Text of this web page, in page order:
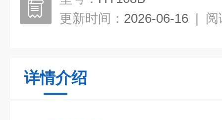
更新时间： 2026-06-16 | 阅
详情介绍